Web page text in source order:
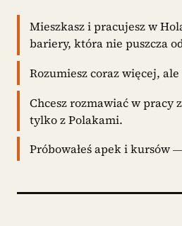
Mieszkasz i pracujesz w
bariery, która nie puszcza
Rozumiesz coraz więcej,
Chcesz rozmawiać w pracy
tylko z Polakami.
Próbowałeś apek i kursów